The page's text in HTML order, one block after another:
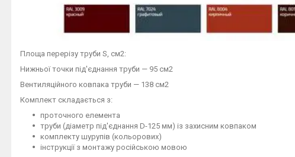
Площа перерізу труби S, см2:
Нижньої точки під'єднання труби — 95 см2
Вентиляційного ковпака труби — 138 см2
Комплект складається з:
проточного елемента
труби (діаметр під'єднання D-125 мм) із захисним ковпаком
комплекту шурупів (кольорових)
інструкції з монтажу російською мовою